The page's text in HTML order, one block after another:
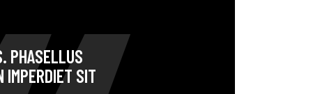
PHASELLUS
IMPERDIET SIT